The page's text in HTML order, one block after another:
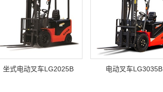
坐式电动叉车LG2025B 电动叉车LG3035B